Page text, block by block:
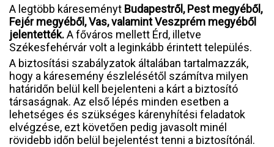
A legtöbb káreseményt Budapestről, Pest megyéből,
Fejér megyéből, Vas, valamint Veszprém megyéből
jelentették.A főváros mellett Érd, illetve
Székesfehérvár volt a leginkább érintett település.
A biztosítási szabályzatok általában tartalmazzák,
hogy a káresemény észlelésétől számítva milyen
határidőn belül kell bejelenteni a kárt a biztosító
társaságnak. Az első lépés minden esetben a
lehetséges és szükséges kárenyhítési feladatok
elvégzése, ezt követően pedig javasolt minél
rövidebb időn belül bejelentést tenni a biztosítónál.